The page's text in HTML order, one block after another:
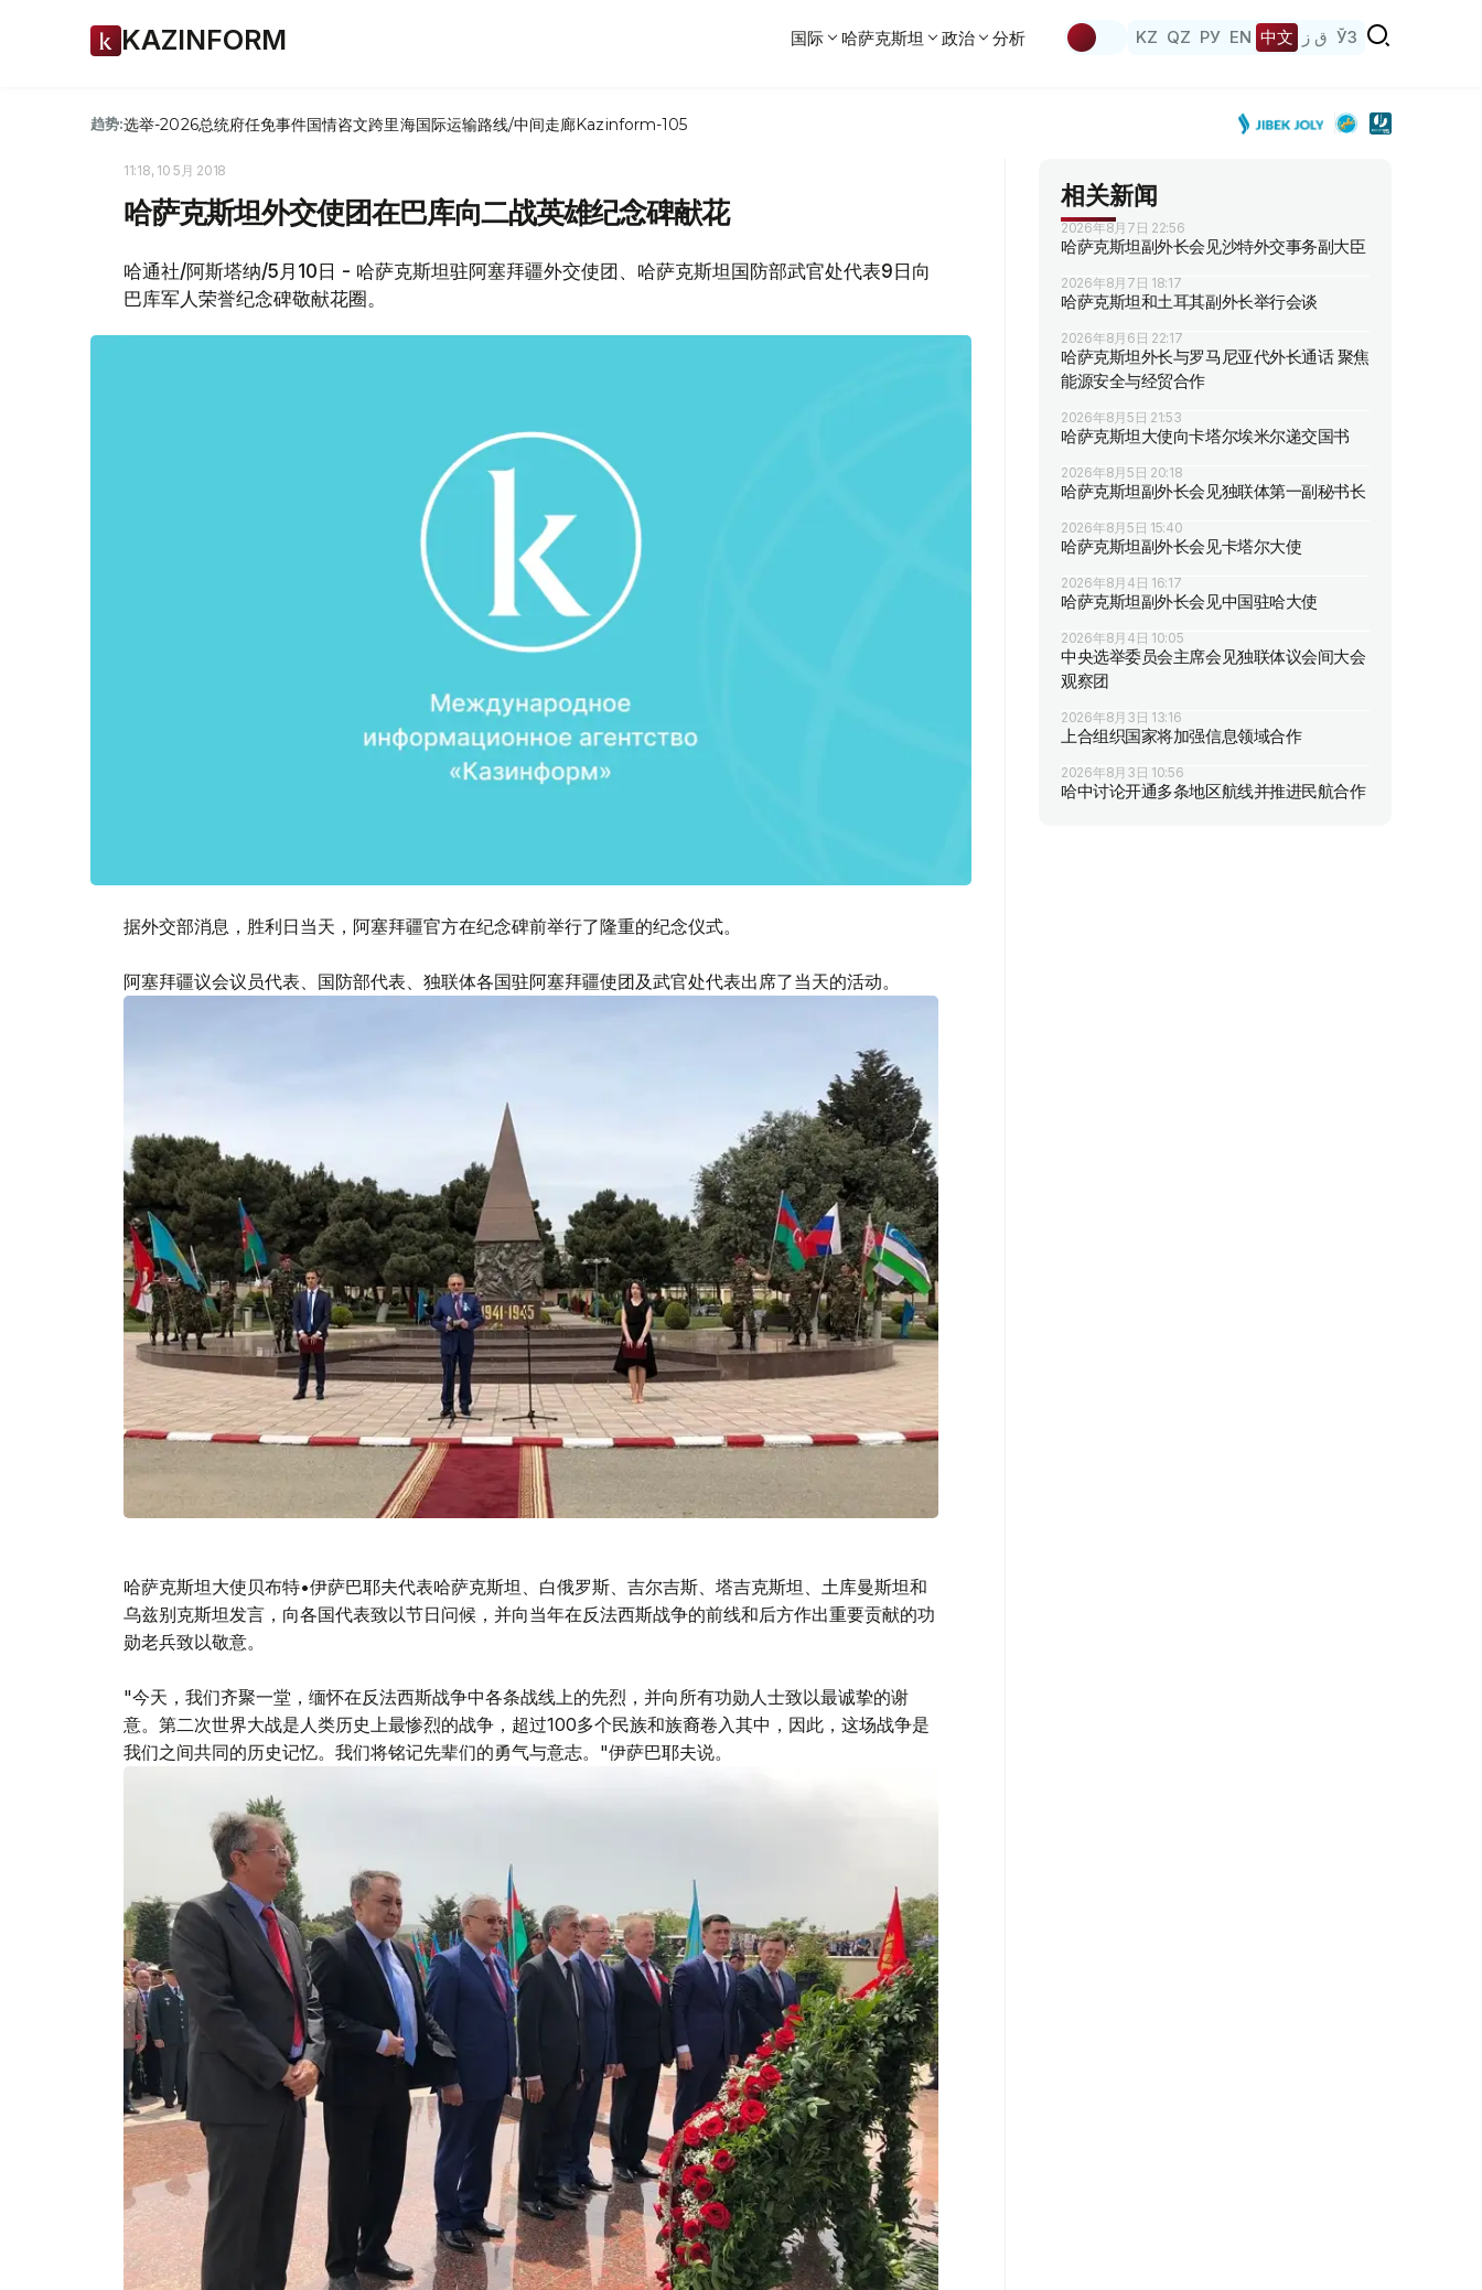
KAZINFORM 国际 哈萨克斯坦 政治 分析 KZ QZ РУ EN 中文 ق ز ЎЗ
趋势:选举-2026总统府任免事件国情咨文跨里海国际运输路线/中间走廊Kazinform-105
11:18, 10 5月 2018
哈萨克斯坦外交使团在巴库向二战英雄纪念碑献花
哈通社/阿斯塔纳/5月10日 - 哈萨克斯坦驻阿塞拜疆外交使团、哈萨克斯坦国防部武官处代表9日向
巴库军人荣誉纪念碑敬献花圈。
据外交部消息，胜利日当天，阿塞拜疆官方在纪念碑前举行了隆重的纪念仪式。
阿塞拜疆议会议员代表、国防部代表、独联体各国驻阿塞拜疆使团及武官处代表出席了当天的活动。
哈萨克斯坦大使贝布特•伊萨巴耶夫代表哈萨克斯坦、白俄罗斯、吉尔吉斯、塔吉克斯坦、土库曼斯坦和
乌兹别克斯坦发言，向各国代表致以节日问候，并向当年在反法西斯战争的前线和后方作出重要贡献的功
勋老兵致以敬意。
"今天，我们齐聚一堂，缅怀在反法西斯战争中各条战线上的先烈，并向所有功勋人士致以最诚挚的谢
意。第二次世界大战是人类历史上最惨烈的战争，超过100多个民族和族裔卷入其中，因此，这场战争是
我们之间共同的历史记忆。我们将铭记先辈们的勇气与意志。"伊萨巴耶夫说。
相关新闻
2026年8月7日 22:56
哈萨克斯坦副外长会见沙特外交事务副大臣
2026年8月7日 18:17
哈萨克斯坦和土耳其副外长举行会谈
2026年8月6日 22:17
哈萨克斯坦外长与罗马尼亚代外长通话 聚焦
能源安全与经贸合作
2026年8月5日 21:53
哈萨克斯坦大使向卡塔尔埃米尔递交国书
2026年8月5日 20:18
哈萨克斯坦副外长会见独联体第一副秘书长
2026年8月5日 15:40
哈萨克斯坦副外长会见卡塔尔大使
2026年8月4日 16:17
哈萨克斯坦副外长会见中国驻哈大使
2026年8月4日 10:05
中央选举委员会主席会见独联体议会间大会
观察团
2026年8月3日 13:16
上合组织国家将加强信息领域合作
2026年8月3日 10:56
哈中讨论开通多条地区航线并推进民航合作